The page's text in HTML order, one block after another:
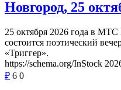
Новгород, 25
25 октября 2026 года в
состоится поэтический
«Триггер».
https://schema.org/InStock
₽ 6 0